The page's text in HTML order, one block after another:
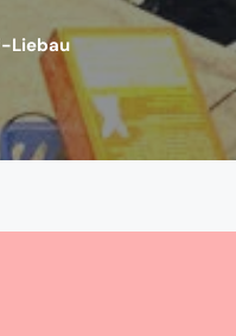
Liebau